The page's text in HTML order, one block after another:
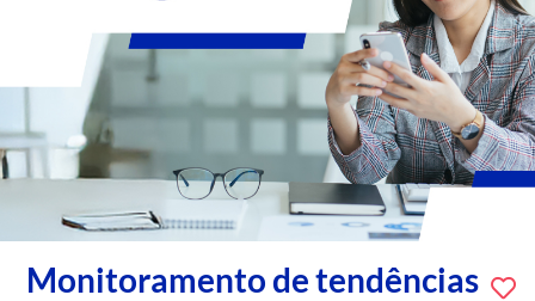
Monitoramento de tendências